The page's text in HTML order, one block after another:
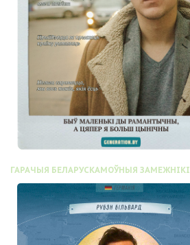
ГАРАЧЫЯ БЕЛАРУСКАМОЎНЫЯ ЗАМЕЖНІКІ